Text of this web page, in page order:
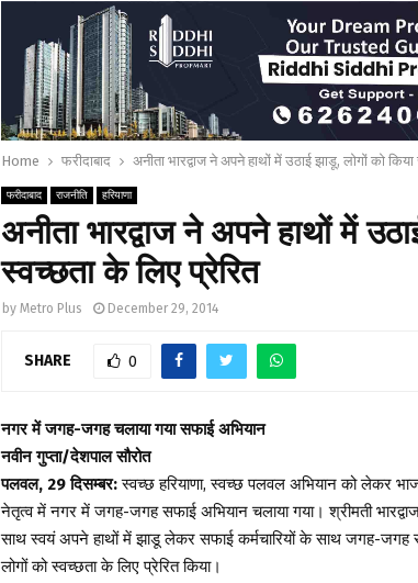
Home फरीदाबाद अनीता भारद्वाज ने अपने हाथों में उठाई झाडू, लोगों को
फरीदाबाद राजनीति हरियाणा
अनीता भारद्वाज ने अपने हाथों में
स्वच्छता के लिए प्रेरित
by Metro Plus December 29, 2014
SHARE 0
नगर में जगह-जगह चलाया गया सफाई अभियान
नवीन गुप्ता/देशपाल सौरोत
पलवल, 29 दिसम्बर:स्वच्छ हरियाणा, स्वच्छ पलवल अभियान को लेकर
नेतृत्व में नगर में जगह-जगह सफाई अभियान चलाया गया। श्रीमती
साथ स्वयं अपने हाथों में झाडू लेकर सफाई कर्मचारियों के साथ जगह-जगह
लोगों को स्वच्छता के लिए प्रेरित किया।